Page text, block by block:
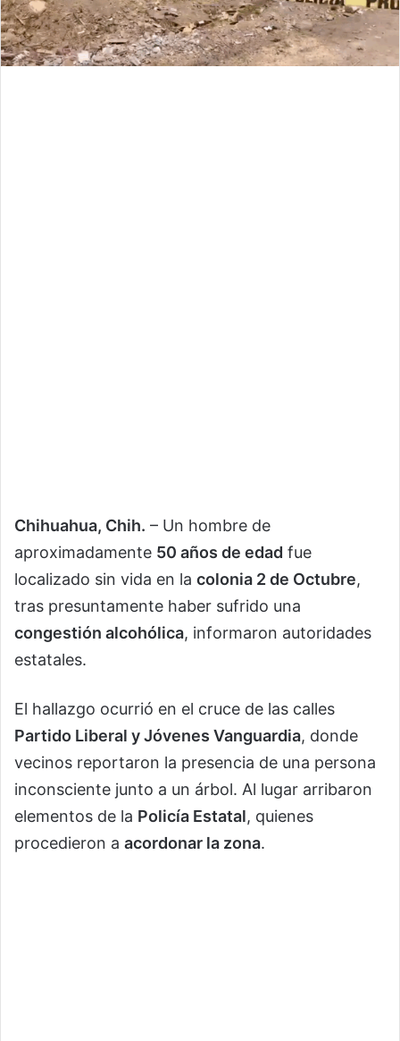
Chihuahua, Chih. – Un hombre de
aproximadamente 50 años de edad fue
localizado sin vida en la colonia 2 de Octubre,
tras presuntamente haber sufrido una
congestión alcohólica, informaron autoridades
estatales.
El hallazgo ocurrió en el cruce de las calles
Partido Liberal y Jóvenes Vanguardia, donde
vecinos reportaron la presencia de una persona
inconsciente junto a un árbol. Al lugar arribaron
elementos de la Policía Estatal, quienes
procedieron a acordonar la zona.